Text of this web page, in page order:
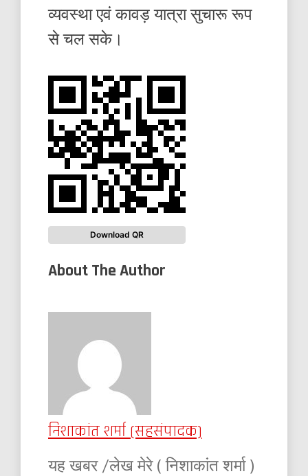
व्यवस्था एवं कावड़ यात्रा सुचारू रूप
से चल सके।
Download QR
About The Author
निशाकांत शर्मा (सहसंपादक)
यह खबर /लेख मेरे ( निशाकांत शर्मा )